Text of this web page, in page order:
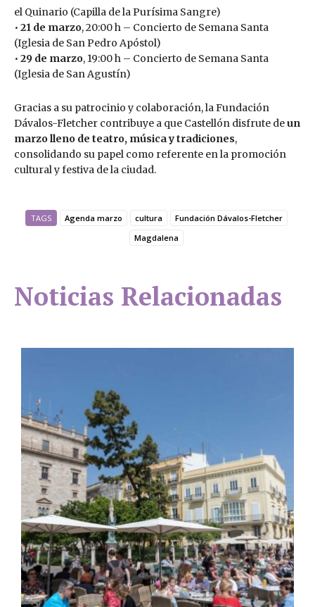
el Quinario (Capilla de la Purísima Sangre)
• 21 de marzo, 20:00 h – Concierto de Semana Santa
(Iglesia de San Pedro Apóstol)
• 29 de marzo, 19:00 h – Concierto de Semana Santa
(Iglesia de San Agustín)
Gracias a su patrocinio y colaboración, la Fundación
Dávalos-Fletcher contribuye a que Castellón disfrute deun
marzo lleno de teatro, música y tradiciones,
consolidando su papel como referente en la promoción
cultural y festiva de la ciudad.
TAGS Agenda marzo cultura
Fundación Dávalos-Fletcher
Magdalena
Noticias Relacionadas